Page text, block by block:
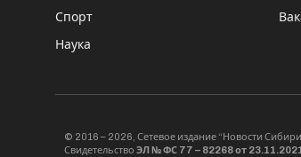
Спорт
Наука
© 2016 – 2026, Сетевое издание “Новости
Свидетельство ЭЛ № ФС 77 – 82268 от